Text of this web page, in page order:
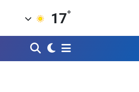
17°